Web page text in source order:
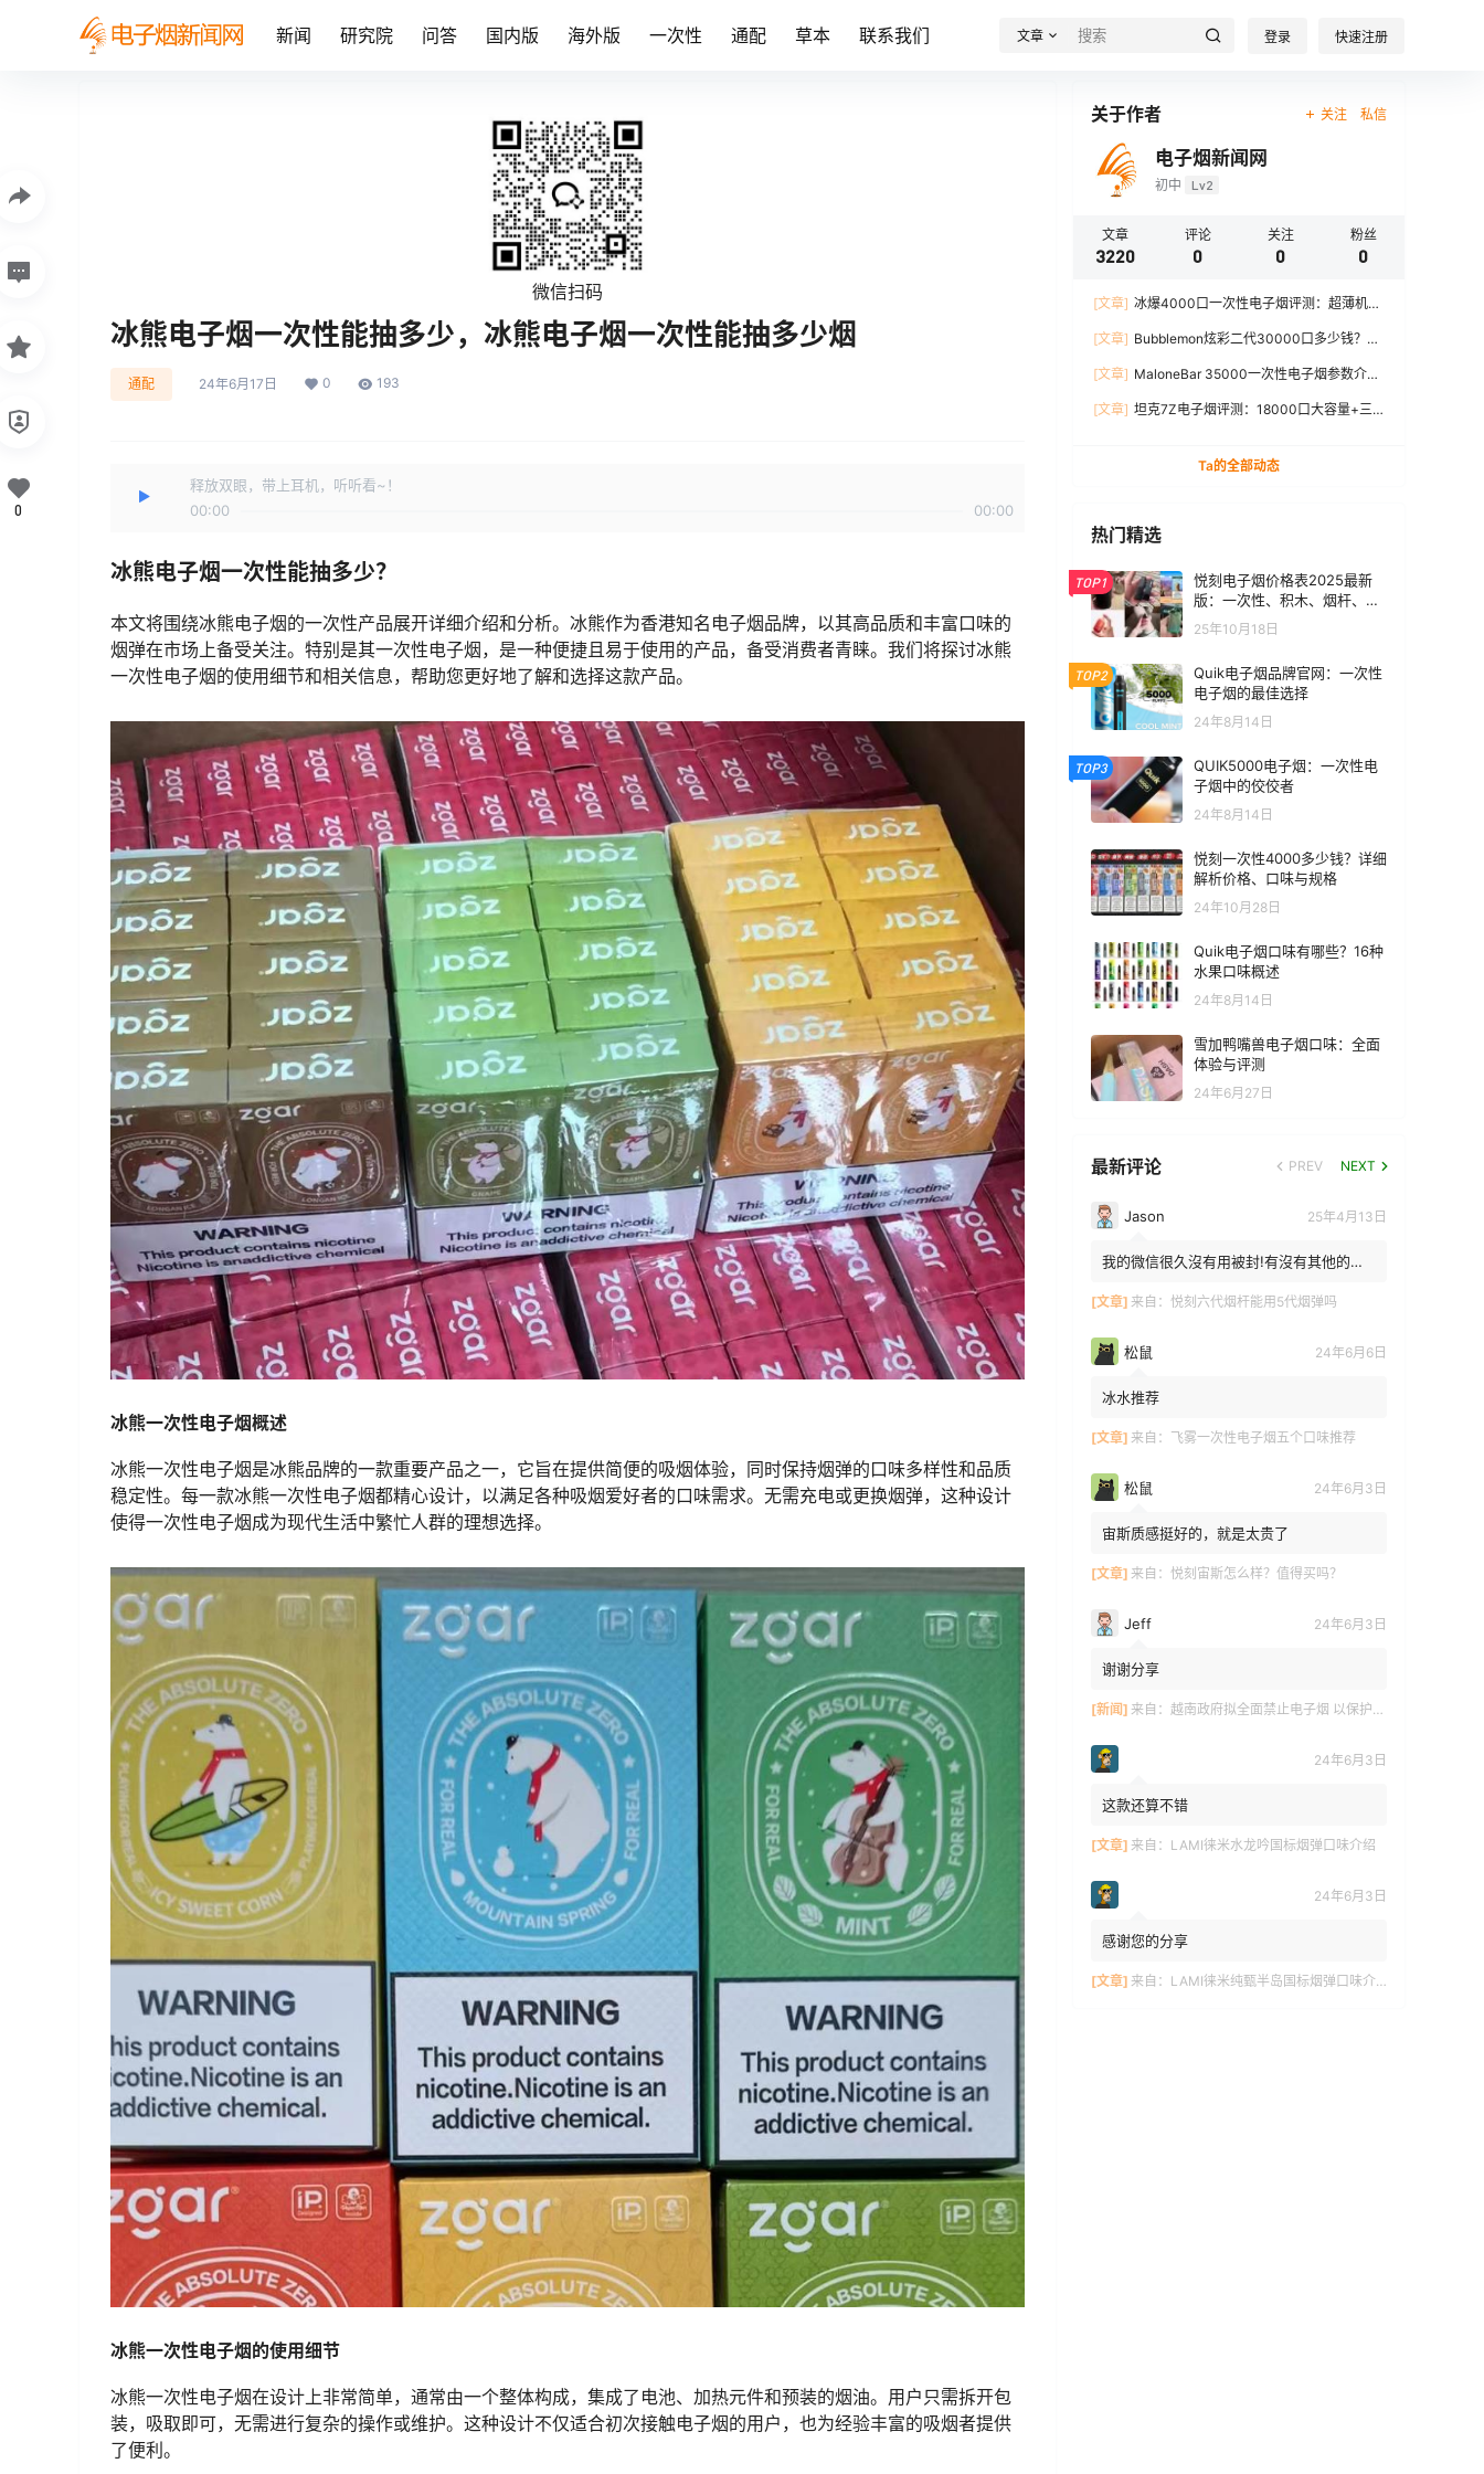
新闻 研究院 问答 国内版 海外版 一次性 通配 草本 联系我们 文章 登录 快速注册
微信扫码
冰熊电子烟一次性能抽多少，冰熊电子烟一次性能抽多少烟
通配 24年6月17日 0 193
释放双眼，带上耳机，听听看~！
00:00
00:00
冰熊电子烟一次性能抽多少？
本文将围绕冰熊电子烟的一次性产品展开详细介绍和分析。冰熊作为香港知名电子烟品牌，以其高品质和丰富口味的
烟弹在市场上备受关注。特别是其一次性电子烟，是一种便捷且易于使用的产品，备受消费者青睐。我们将探讨冰熊
一次性电子烟的使用细节和相关信息，帮助您更好地了解和选择这款产品。
冰熊一次性电子烟概述
冰熊一次性电子烟是冰熊品牌的一款重要产品之一，它旨在提供简便的吸烟体验，同时保持烟弹的口味多样性和品质
稳定性。每一款冰熊一次性电子烟都精心设计，以满足各种吸烟爱好者的口味需求。无需充电或更换烟弹，这种设计
使得一次性电子烟成为现代生活中繁忙人群的理想选择。
冰熊一次性电子烟的使用细节
冰熊一次性电子烟在设计上非常简单，通常由一个整体构成，集成了电池、加热元件和预装的烟油。用户只需拆开包
装，吸取即可，无需进行复杂的操作或维护。这种设计不仅适合初次接触电子烟的用户，也为经验丰富的吸烟者提供
了便利。
0
关于作者 关注 私信
电子烟新闻网
初中 Lv2
文章
3220
评论
0
关注
0
粉丝
0
[文章] 冰爆4000口一次性电子烟评测：超薄机
[文章] Bubblemon炫彩二代30000口多少钱？最
[文章] MaloneBar 35000一次性电子烟参数介
[文章] 坦克7Z电子烟评测：18000口大容量+三
Ta的全部动态
热门精选
TOP1
悦刻电子烟价格表2025最新
版：一次性、积木、烟杆、烟
弹全价位汇总
25年10月18日
TOP2
Quik电子烟品牌官网：一次性
电子烟的最佳选择
24年8月14日
TOP3
QUIK5000电子烟：一次性电
子烟中的佼佼者
24年8月14日
悦刻一次性4000多少钱？详细
解析价格、口味与规格
24年10月28日
Quik电子烟口味有哪些？16种
水果口味概述
24年8月14日
雪加鸭嘴兽电子烟口味：全面
体验与评测
24年6月27日
最新评论 PREV NEXT
Jason 25年4月13日
我的微信很久沒有用被封!有沒有其他的方
[文章] 来自： 悦刻六代烟杆能用5代烟弹吗
松鼠 24年6月6日
冰水推荐
[文章] 来自： 飞雾一次性电子烟五个口味推荐
松鼠 24年6月3日
宙斯质感挺好的，就是太贵了
[文章] 来自： 悦刻宙斯怎么样？值得买吗？
Jeff 24年6月3日
谢谢分享
[新闻] 来自： 越南政府拟全面禁止电子烟 以保护青少年健康
24年6月3日
这款还算不错
[文章] 来自： LAMI徕米水龙吟国标烟弹口味介绍
24年6月3日
感谢您的分享
[文章] 来自： LAMI徕米纯甄半岛国标烟弹口味介绍